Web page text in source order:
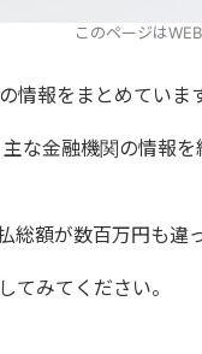
このページは
報をまとめています
な金融機関の情報
額が数百万円も違っ
てみてください。